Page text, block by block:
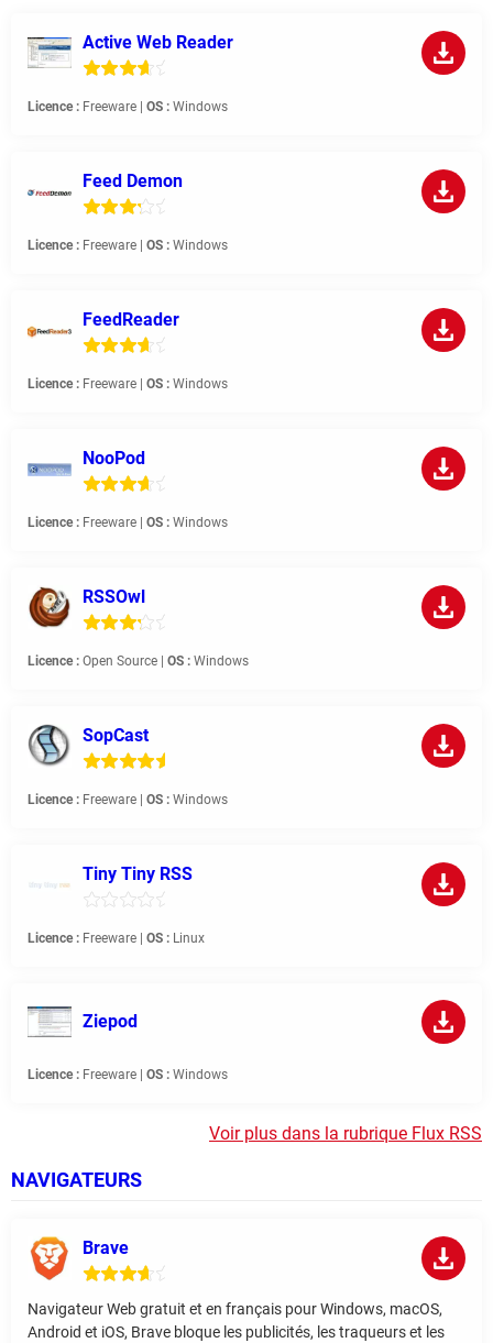
Active Web Reader
Licence : Freeware | OS : Windows
Feed Demon
Licence : Freeware | OS : Windows
FeedReader
Licence : Freeware | OS : Windows
NooPod
Licence : Freeware | OS : Windows
RSSOwl
Licence : Open Source | OS : Windows
SopCast
Licence : Freeware | OS : Windows
Tiny Tiny RSS
Licence : Freeware | OS : Linux
Ziepod
Licence : Freeware | OS : Windows
Voir plus dans la rubrique Flux RSS
NAVIGATEURS
Brave
Navigateur Web gratuit et en français pour Windows, macOS,
Android et iOS, Brave bloque les publicités, les traqueurs et les